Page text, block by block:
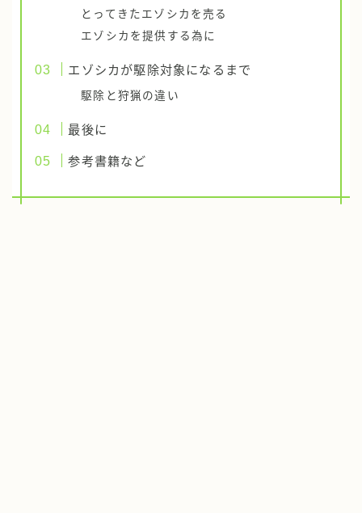
とってきたエゾシカを売る
エゾシカを提供する為に
エゾシカが駆除対象になるまで
駆除と狩猟の違い
最後に
参考書籍など